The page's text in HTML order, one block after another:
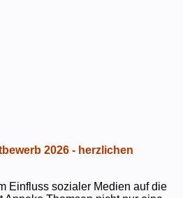
2026 - herzlichen
Einfluss sozialer Medien auf die